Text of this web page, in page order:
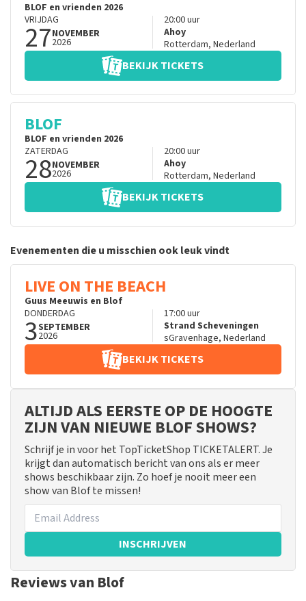
BLOF en vrienden 2026
VRIJDAG
27NOVEMBER
2026
20:00uur
Ahoy
Rotterdam, Nederland
BEKIJK TICKETS
BLOF
BLOF en vrienden 2026
ZATERDAG
28NOVEMBER
2026
20:00uur
Ahoy
Rotterdam, Nederland
BEKIJK TICKETS
Evenementen die u misschien ook leuk vindt
LIVE ON THE BEACH
Guus Meeuwis en Blof
DONDERDAG
3SEPTEMBER
2026
17:00uur
Strand Scheveningen
sGravenhage, Nederland
BEKIJK TICKETS
ALTIJD ALS EERSTE OP DE HOOGTE
ZIJN VAN NIEUWE BLOF SHOWS?
Schrijf je in voor het TopTicketShop TICKETALERT. Je
krijgt dan automatisch bericht van ons als er meer
shows beschikbaar zijn. Zo hoef je nooit meer een
show van Blof te missen!
INSCHRIJVEN
Reviews van Blof